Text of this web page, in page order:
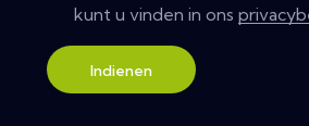
kunt u vinden in ons
Indienen